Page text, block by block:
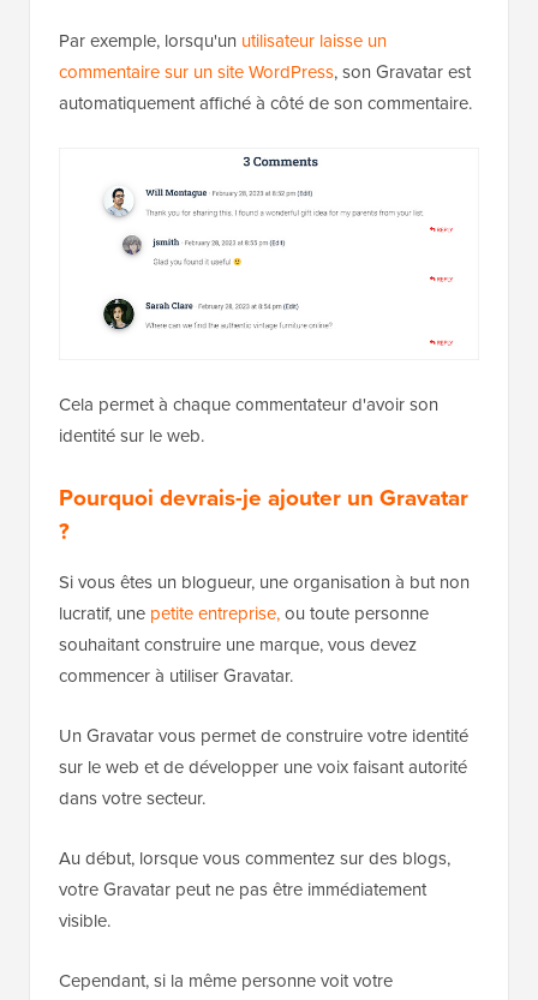
Par exemple, lorsqu'un utilisateur laisse un
commentaire sur un site WordPress, son Gravatar est
automatiquement affiché à côté de son commentaire.
Cela permet à chaque commentateur d'avoir son
identité sur le web.
Pourquoi devrais-je ajouter un Gravatar
?
Si vous êtes un blogueur, une organisation à but non
lucratif, une petite entreprise,ou toute personne
souhaitant construire une marque, vous devez
commencer à utiliser Gravatar.
Un Gravatar vous permet de construire votre identité
sur le web et de développer une voix faisant autorité
dans votre secteur.
Au début, lorsque vous commentez sur des blogs,
votre Gravatar peut ne pas être immédiatement
visible.
Cependant, si la même personne voit votre